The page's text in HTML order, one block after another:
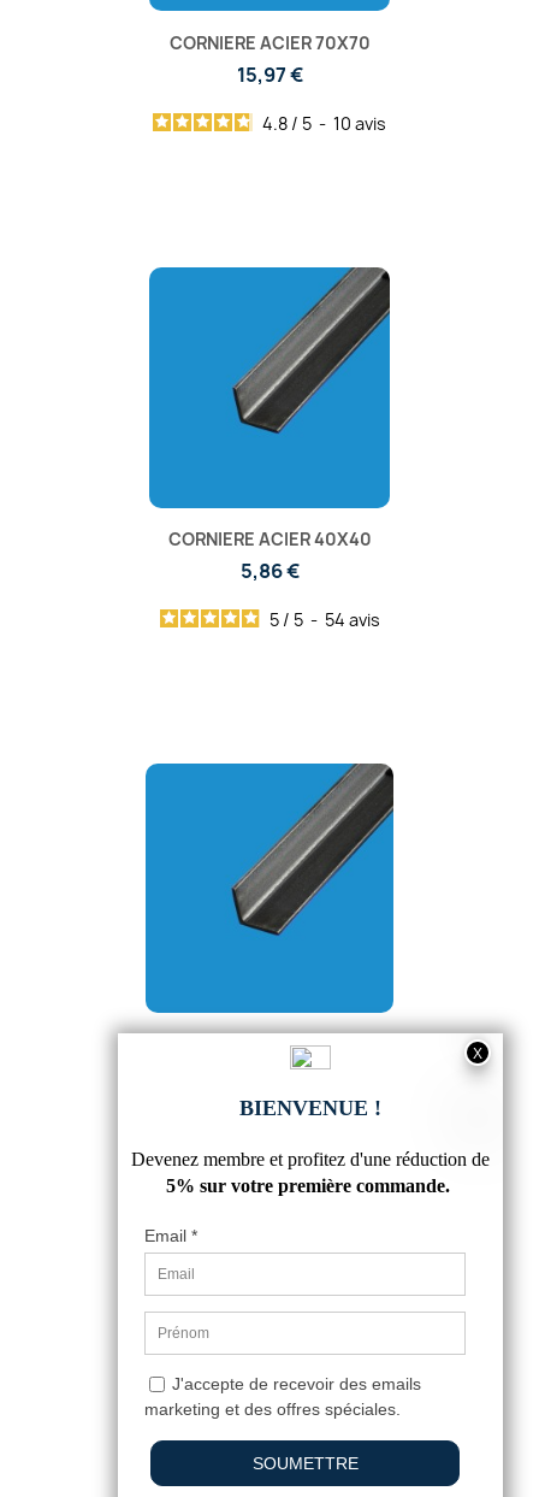
CORNIERE ACIER 70X70
15,97 €
4.8 / 5 - 10 avis
CORNIERE ACIER 40X40
5,86 €
5 / 5 - 54 avis
CORNIERE ACIER METALLIQUE
100X100
35,30 €
- avis